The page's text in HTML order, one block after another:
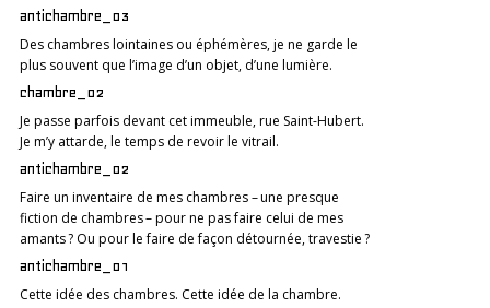
antichambre_03
Des chambres lointaines ou éphémères, je ne garde le
plus souvent que l’image d’un objet, d’une lumière.
chambre_02
Je passe parfois devant cet immeuble, rue Saint-Hubert.
Je m’y attarde, le temps de revoir le vitrail.
antichambre_02
Faire un inventaire de mes chambres – une presque
fiction de chambres – pour ne pas faire celui de mes
amants ? Ou pour le faire de façon détournée, travestie ?
antichambre_01
Cette idée des chambres. Cette idée de la chambre.